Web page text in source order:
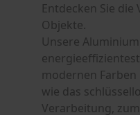
Entdecken Sie
Objekte.
Unsere
modernen
wie das
Verarbeitung,